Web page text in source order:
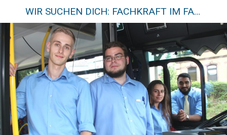
WIR SUCHEN DICH: FACHKRAFT IM FAHRBETRIEB